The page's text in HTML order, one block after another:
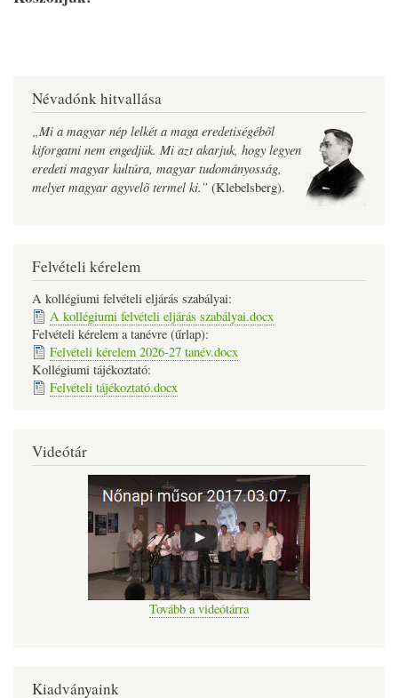
Névadónk hitvallása
„Mi a magyar nép lelkét a maga eredetiségébõl
kiforgatni nem engedjük. Mi azt akarjuk, hogy legyen
eredeti magyar kultúra, magyar tudományosság,
melyet magyar agyvelõ termel ki.” (Klebelsberg).
Felvételi kérelem
A kollégiumi felvételi eljárás szabályai:
A kollégiumi felvételi eljárás szabályai.docx
Felvételi kérelem a tanévre (űrlap):
Felvételi kérelem 2026-27 tanév.docx
Kollégiumi tájékoztató:
Felvételi tájékoztató.docx
Videótár
Tovább a videótárra
Kiadványaink